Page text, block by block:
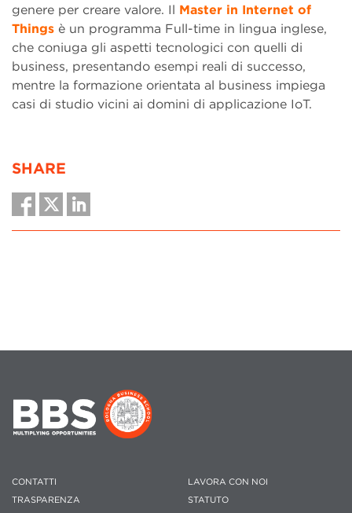
genere per creare valore. Il Master in Internet of
Things è un programma Full-time in lingua inglese,
che coniuga gli aspetti tecnologici con quelli di
business, presentando esempi reali di successo,
mentre la formazione orientata al business impiega
casi di studio vicini ai domini di applicazione IoT.
SHARE
CONTATTI
TRASPARENZA
LAVORA CON NOI
STATUTO